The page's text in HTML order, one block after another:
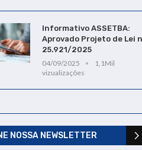
Informativo ASSETBA:
Aprovado Projeto de Lei
25.921/2025
04/09/2025
1,1Mil
vizualizações
NOSSA NEWSLETTER